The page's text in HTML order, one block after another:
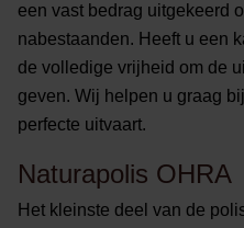
een vast bedrag uitgekeerd
nabestaanden. Heeft u een
de volledige vrijheid om de
geven. Wij helpen u graag
perfecte uitvaart.
Naturapolis OHRA
Het kleinste deel van de